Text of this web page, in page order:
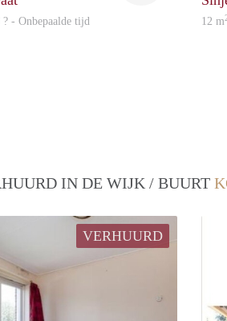
? - Onbepaalde tijd 12 m
IN DE WIJK / BUURT
VERHUURD